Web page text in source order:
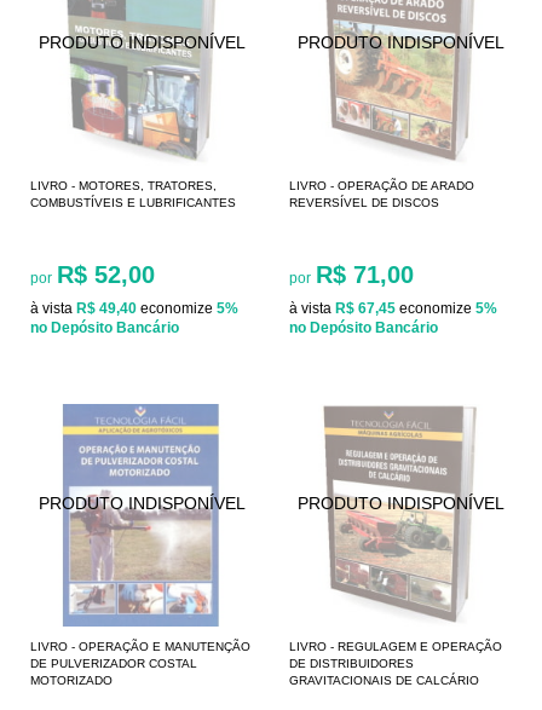
LIVRO - MOTORES, TRATORES,
COMBUSTÍVEIS E LUBRIFICANTES
por R$ 52,00
à vista R$ 49,40 economize 5%
no Depósito Bancário
LIVRO - OPERAÇÃO DE ARADO
REVERSÍVEL DE DISCOS
por R$ 71,00
à vista R$ 67,45 economize 5%
no Depósito Bancário
LIVRO - OPERAÇÃO E MANUTENÇÃO
DE PULVERIZADOR COSTAL
MOTORIZADO
LIVRO - REGULAGEM E OPERAÇÃO
DE DISTRIBUIDORES
GRAVITACIONAIS DE CALCÁRIO